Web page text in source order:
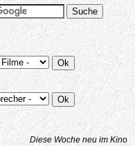
Diese Woche neu im Kino